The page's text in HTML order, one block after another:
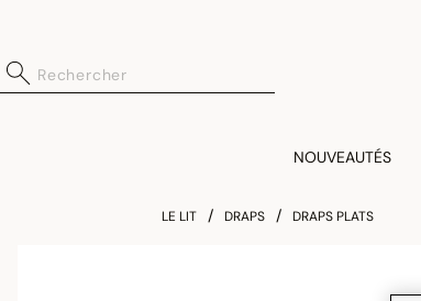
NOUVEAUTÉS
LE LIT DRAPS DRAPS PLATS